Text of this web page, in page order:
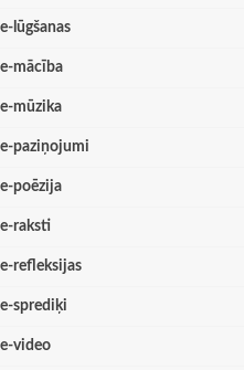
e-lūgšanas
e-mācība
e-mūzika
e-paziņojumi
e-poēzija
e-raksti
e-refleksijas
e-sprediķi
e-video